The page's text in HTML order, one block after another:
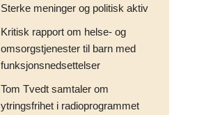
Sterke meninger og politisk aktiv
Kritisk rapport om helse- og
omsorgstjenester til barn med
funksjonsnedsettelser
Tom Tvedt samtaler om
ytringsfrihet i radioprogrammet